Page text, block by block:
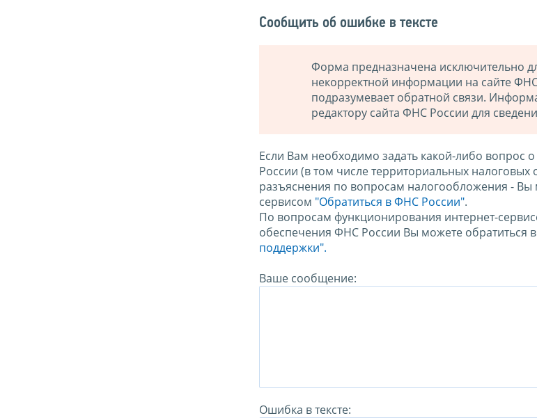
Сообщить об ошибке в тексте
Форма предназначена исключительно
некорректной информации на сайте
подразумевает обратной связи.
редактору сайта ФНС России для
Если Вам необходимо задать какой-либо вопрос
России (в том числе территориальных налоговых
разъяснения по вопросам налогообложения - Вы
сервисом "Обратиться в ФНС России".
По вопросам функционирования интернет-
обеспечения ФНС России Вы можете обратиться в
поддержки".
Ваше сообщение:
Ошибка в тексте: